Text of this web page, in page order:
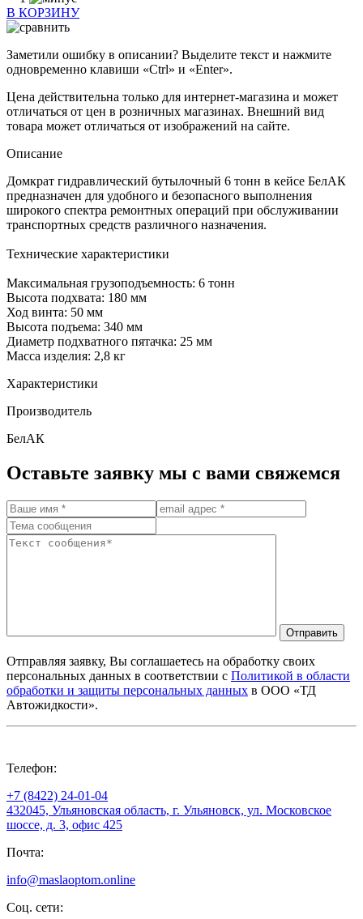
В КОРЗИНУ
Заметили ошибку в описании? Выделите текст и нажмите
одновременно клавиши «Ctrl» и «Enter».
Цена действительна только для интернет-магазина и может
отличаться от цен в розничных магазинах. Внешний вид
товара может отличаться от изображений на сайте.
Описание
Домкрат гидравлический бутылочный 6 тонн в кейсе БелАК
предназначен для удобного и безопасного выполнения
широкого спектра ремонтных операций при обслуживании
транспортных средств различного назначения.
Технические характеристики
Максимальная грузоподъемность: 6 тонн
Высота подхвата: 180 мм
Ход винта: 50 мм
Высота подъема: 340 мм
Диаметр подхватного пятачка: 25 мм
Масса изделия: 2,8 кг
Характеристики
Производитель
БелАК
Оставьте заявку мы с вами свяжемся
Отправить
Отправляя заявку, Вы соглашаетесь на обработку своих
персональных данных в соответствии с Политикой в области
обработки и защиты персональных данных в ООО «ТД
Автожидкости».
Телефон:
+7 (8422) 24-01-04
432045, Ульяновская область, г. Ульяновск, ул. Московское
шоссе, д. 3, офис 425
Почта:
info@maslaoptom.online
Соц. сети: